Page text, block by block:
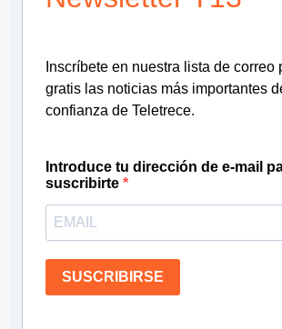
Inscríbete en nuestra lista de correo
gratis las noticias más importantes
confianza de Teletrece.
Introduce tu dirección de e-mail
suscribirte
SUSCRIBIRSE